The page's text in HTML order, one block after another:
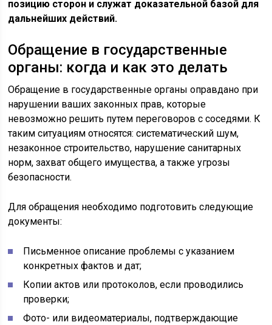
позицию сторон и служат доказательной базой для
дальнейших действий.
Обращение в государственные
органы: когда и как это делать
Обращение в государственные органы оправдано при
нарушении ваших законных прав, которые
невозможно решить путем переговоров с соседями. К
таким ситуациям относятся: систематический шум,
незаконное строительство, нарушение санитарных
норм, захват общего имущества, а также угрозы
безопасности.
Для обращения необходимо подготовить следующие
документы:
Письменное описание проблемы с указанием
конкретных фактов и дат;
Копии актов или протоколов, если проводились
проверки;
Фото- или видеоматериалы, подтверждающие